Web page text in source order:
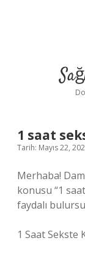
1 saat
Tarih: Mayıs 22,
Merhaba!
konusu “1
faydalı
1 Saat Sekste